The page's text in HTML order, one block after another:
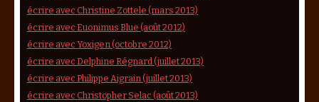
écrire avec Christine Zottele (mars 2013)
écrire avec Euonimus Blue (août 2012)
écrire avec Yoxigen (octobre 2012)
écrire avec Delphine Régnard (juillet 2013)
écrire avec Philippe Aigrain (juillet 2013)
écrire avec Christopher Selac (août 2013)